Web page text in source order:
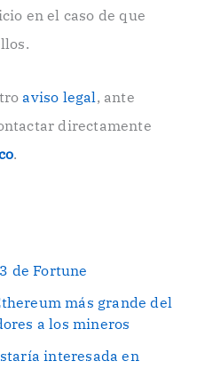
en el caso de que
aviso legal , ante
directamente
.
de Fortune
más grande del
a los mineros
interesada en